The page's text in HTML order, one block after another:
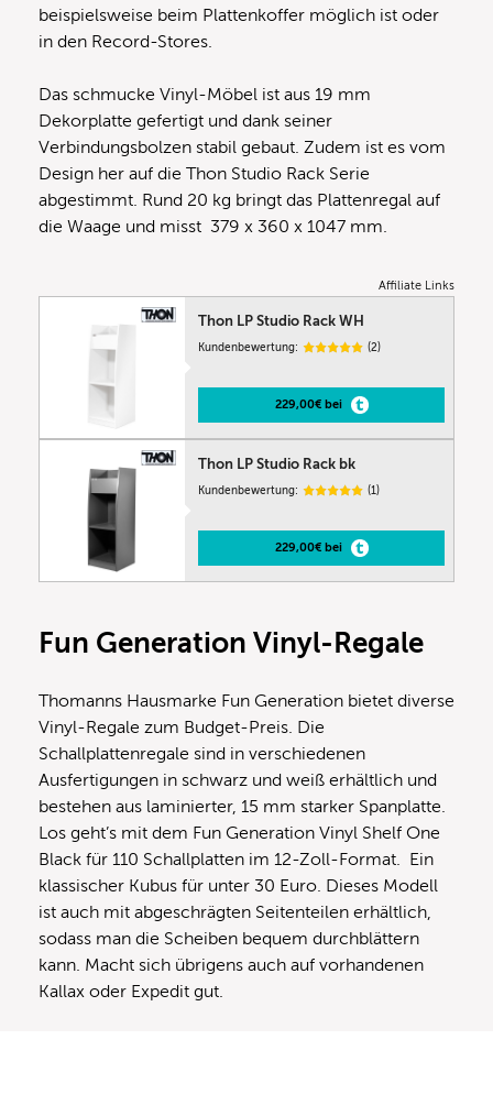
beispielsweise beim Plattenkoffer möglich ist oder
in den Record-Stores.
Das schmucke Vinyl-Möbel ist aus 19 mm
Dekorplatte gefertigt und dank seiner
Verbindungsbolzen stabil gebaut. Zudem ist es vom
Design her auf die Thon Studio Rack Serie
abgestimmt. Rund 20 kg bringt das Plattenregal auf
die Waage und misst 379 x 360 x 1047 mm.
Affiliate Links
Thon LP Studio Rack WH
Kundenbewertung: (2)
229,00€ bei
Thon LP Studio Rack bk
Kundenbewertung: (1)
229,00€ bei
Fun Generation Vinyl-Regale
Thomanns Hausmarke Fun Generation bietet diverse
Vinyl-Regale zum Budget-Preis. Die
Schallplattenregale sind in verschiedenen
Ausfertigungen in schwarz und weiß erhältlich und
bestehen aus laminierter, 15 mm starker Spanplatte.
Los geht’s mit dem Fun Generation Vinyl Shelf One
Black für 110 Schallplatten im 12-Zoll-Format. Ein
klassischer Kubus für unter 30 Euro. Dieses Modell
ist auch mit abgeschrägten Seitenteilen erhältlich,
sodass man die Scheiben bequem durchblättern
kann. Macht sich übrigens auch auf vorhandenen
Kallax oder Expedit gut.